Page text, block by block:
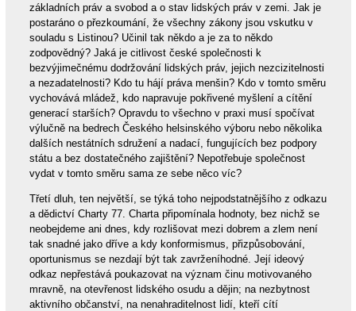
základních práv a svobod a o stav lidských práv v zemi. Jak je
postaráno o přezkoumání, že všechny zákony jsou vskutku v
souladu s Listinou? Učinil tak někdo a je za to někdo
zodpovědný? Jaká je citlivost české společnosti k
bezvýjimečnému dodržování lidských práv, jejich nezcizitelnosti
a nezadatelnosti? Kdo tu hájí práva menšin? Kdo v tomto směru
vychovává mládež, kdo napravuje pokřivené myšlení a cítění
generací starších? Opravdu to všechno v praxi musí spočívat
výlučně na bedrech Českého helsinského výboru nebo několika
dalších nestátních sdružení a nadací, fungujících bez podpory
státu a bez dostatečného zajištění? Nepotřebuje společnost
vydat v tomto směru sama ze sebe něco víc?
Třetí dluh, ten největší, se týká toho nejpodstatnějšího z odkazu
a dědictví Charty 77. Charta připomínala hodnoty, bez nichž se
neobejdeme ani dnes, kdy rozlišovat mezi dobrem a zlem není
tak snadné jako dříve a kdy konformismus, přizpůsobování,
oportunismus se nezdají být tak zavrženíhodné. Její ideový
odkaz nepřestává poukazovat na význam činu motivovaného
mravně, na otevřenost lidského osudu a dějin; na nezbytnost
aktivního občanství, na nenahraditelnost lidí, kteří cítí